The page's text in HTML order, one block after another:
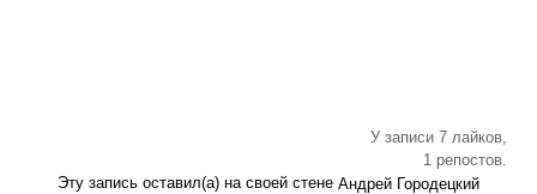
У записи 7 лайков,
1 репостов.
Эту запись оставил(а) на своей стене Андрей Городецкий